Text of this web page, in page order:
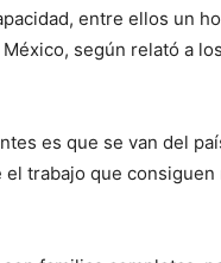
entre ellos un
según relató a
es que se van del
trabajo que